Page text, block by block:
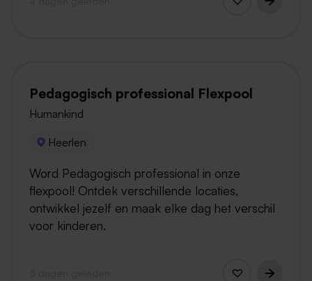
Pedagogisch professional Flexpool
Humankind
Heerlen
Word Pedagogisch professional in onze
flexpool! Ontdek verschillende locaties,
ontwikkel jezelf en maak elke dag het verschil
voor kinderen.